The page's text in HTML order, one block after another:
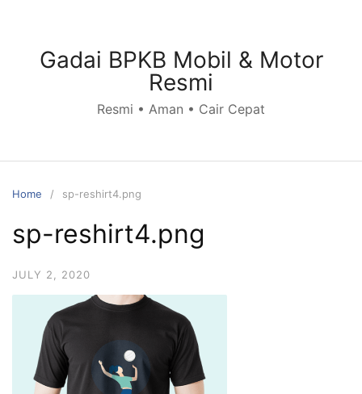
contentGadai BPKB Mobil & Motor
Resmi
Resmi • Aman • Cair Cepat
Home sp-reshirt4.png
sp-reshirt4.png
JULY 2, 2020